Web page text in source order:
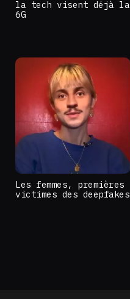
la tech visent déjà la
6G
Les femmes, premières
victimes des deepfakes